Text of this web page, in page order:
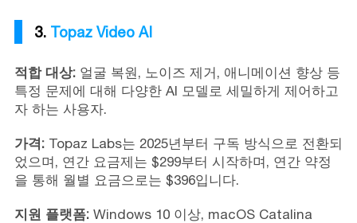
3. Topaz Video AI
적합 대상:얼굴 복원, 노이즈 제거, 애니메이션 향상 등
특정 문제에 대해 다양한 AI 모델로 세밀하게 제어하고
자 하는 사용자.
가격:Topaz Labs는 2025년부터 구독 방식으로 전환되
었으며, 연간 요금제는 $299부터 시작하며, 연간 약정
을 통해 월별 요금으로는 $396입니다.
지원 플랫폼:Windows 10 이상, macOS Catalina